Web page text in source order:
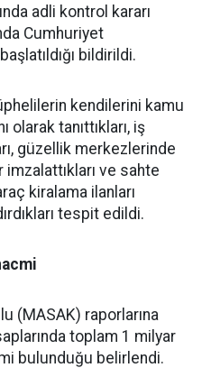
adli kontrol kararı
Cumhuriyet
bildirildi.
kendilerini kamu
olarak tanıttıkları, iş
güzellik merkezlerinde
ve sahte
kiralama ilanları
tespit edildi.
(MASAK) raporlarına
toplam 1 milyar
bulunduğu belirlendi.